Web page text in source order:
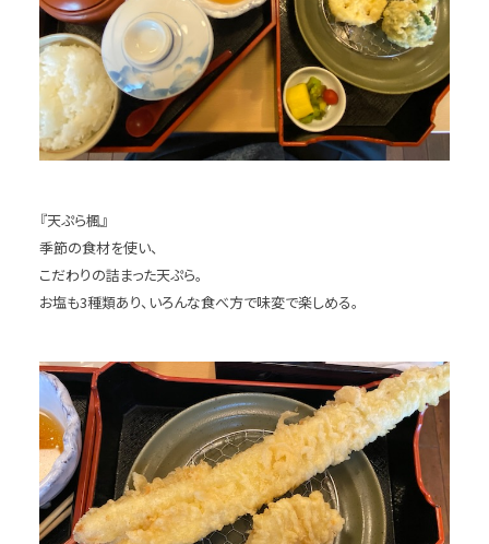
『天ぷら楓』
季節の食材を使い、
こだわりの詰まった天ぷら。
お塩も3種類あり、いろんな食べ方で味変で楽しめる。